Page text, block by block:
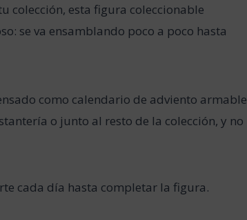
colección, esta figura coleccionable
se va ensamblando poco a poco hasta
como calendario de adviento
o junto al resto de la colección, y no
cada día hasta completar la figura.